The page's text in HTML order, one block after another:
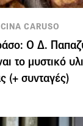
CARUSO
Ο Δ.
το μυστικό
(+ συνταγές)